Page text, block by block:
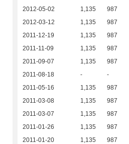
2012-05-02
1,135 987
2012-03-12
1,135 987
2011-12-19
1,135 987
2011-11-09
1,135 987
2011-09-07
1,135 987
2011-08-18
- -
2011-05-16
1,135 987
2011-03-08
1,135 987
2011-03-07
1,135 987
2011-01-26
1,135 987
2011-01-20
1,135 987